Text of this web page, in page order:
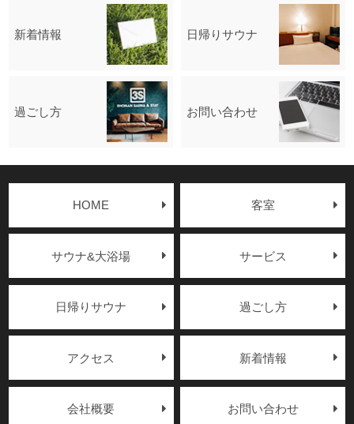
新着情報 日帰りサウナ
過ごし方 お問い合わせ
HOME 客室
サウナ&大浴場 サービス
日帰りサウナ 過ごし方
アクセス 新着情報
会社概要 お問い合わせ